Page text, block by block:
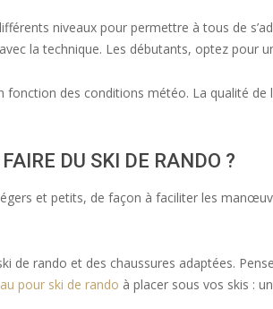
niveaux pour permettre à tous de
la technique. Les débutants, optez pour
fonction des conditions météo. La qualité
DU SKI DE RANDO ?
et petits, de façon à faciliter les
de rando et des chaussures adaptées.
pour ski de rando à placer sous vos skis :